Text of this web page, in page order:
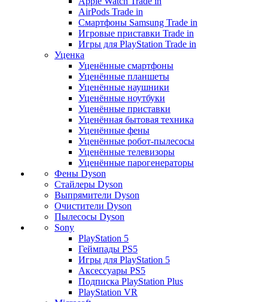
AirPods Trade in
Смартфоны Samsung Trade in
Игровые приставки Trade in
Игры для PlayStation Trade in
Уценка
Уценённые смартфоны
Уценённые планшеты
Уценённые наушники
Уценённые ноутбуки
Уценённые приставки
Уценённая бытовая техника
Уценённые фены
Уценённые робот-пылесосы
Уценённые телевизоры
Уценённые парогенераторы
Фены Dyson
Стайлеры Dyson
Выпрямители Dyson
Очистители Dyson
Пылесосы Dyson
Sony
PlayStation 5
Геймпады PS5
Игры для PlayStation 5
Аксессуары PS5
Подписка PlayStation Plus
PlayStation VR